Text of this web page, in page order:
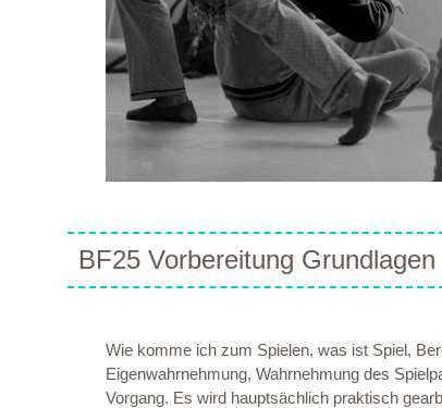
BF25 Vorbereitung
Wie komme ich zum Spielen, was ist Spiel,
Eigenwahrnehmung, Wahrnehmung des
Vorgang. Es wird hauptsächlich praktisch